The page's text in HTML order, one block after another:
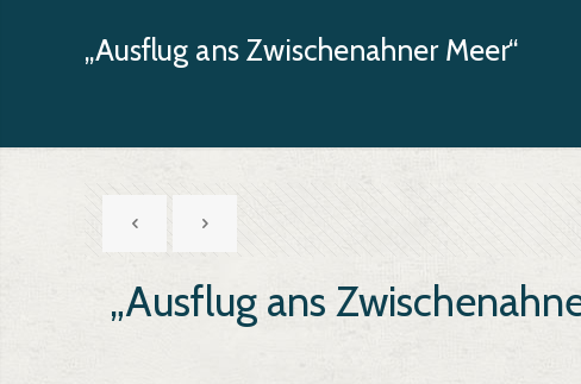
„Ausflug ans Zwischenahner Meer“
„Ausflug ans